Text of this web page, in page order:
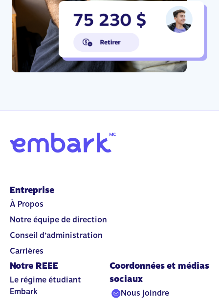
Entreprise
À Propos
Notre équipe de direction
Conseil d’administration
Carrières
Notre REEE
Le régime étudiant
Embark
Coordonnées et médias
sociaux
Nous joindre